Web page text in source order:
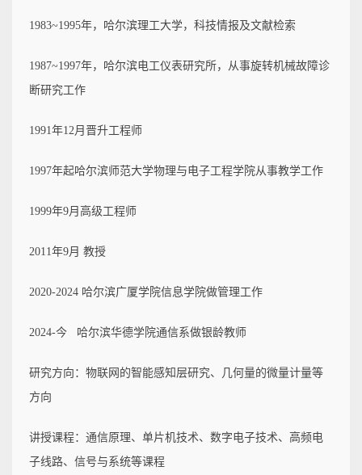
1983~1995年，哈尔滨理工大学，科技情报及文献检索
1987~1997年，哈尔滨电工仪表研究所，从事旋转机械故障诊
断研究工作
1991年12月晋升工程师
1997年起哈尔滨师范大学物理与电子工程学院从事教学工作
1999年9月高级工程师
2011年9月 教授
2020-2024 哈尔滨广厦学院信息学院做管理工作
2024-今 哈尔滨华德学院通信系做银龄教师
研究方向： 物联网的智能感知层研究、几何量的微量计量等
方向
讲授课程： 通信原理、单片机技术、数字电子技术、高频电
子线路、信号与系统等课程